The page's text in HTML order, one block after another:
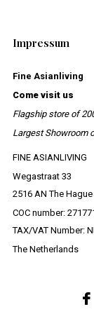
Impressum
Fine Asianliving
Come visit us
Flagship store of
Largest Showroom
FINE ASIANLIVING
Wegastraat 33
2516 AN The Hague
COC number:
TAX/VAT Number:
The Netherlands